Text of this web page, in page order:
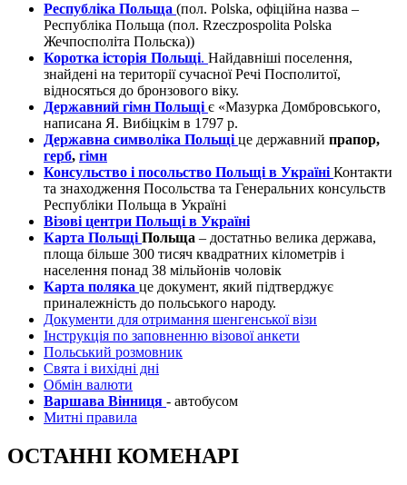
Республіка Польща (пол. Polska, офіційна назва –
Республіка Польща (пол. Rzeczpospolita Polska
Жечпосполіта Польска))
Коротка історія Польщі. Найдавніші поселення,
знайдені на території сучасної Речі Посполитої,
відносяться до бронзового віку.
Державний гімн Польщі є «Мазурка Домбровського,
написана Я. Вибіцкім в 1797 р.
Державна символіка Польщі це державний прапор,
герб, гімн
Консульство і посольство Польщі в Україні Контакти
та знаходження Посольства та Генеральних консульств
Республіки Польща в Україні
Візові центри Польщі в Україні
Карта Польщі Польща – достатньо велика держава,
площа більше 300 тисяч квадратних кілометрів і
населення понад 38 мільйонів чоловік
Карта поляка це документ, який підтверджує
приналежність до польського народу.
Документи для отримання шенгенської візи
Інструкція по заповненню візової анкети
Польський розмовник
Свята і вихідні дні
Обмін валюти
Варшава Вінниця - автобусом
Митні правила
ОСТАННІ КОМЕНАРІ